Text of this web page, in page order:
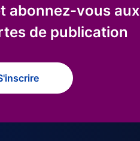
abonnez-vous aux
de publication